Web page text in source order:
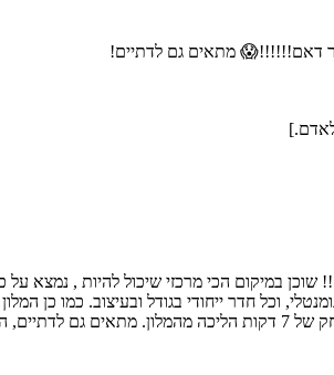
בחשמלית.